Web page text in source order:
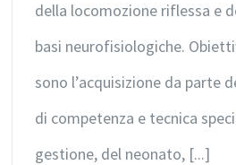
della locomozione riflessa e
basi neurofisiologiche.
sono l’acquisizione da parte
di competenza e tecnica
gestione, del neonato, [...]